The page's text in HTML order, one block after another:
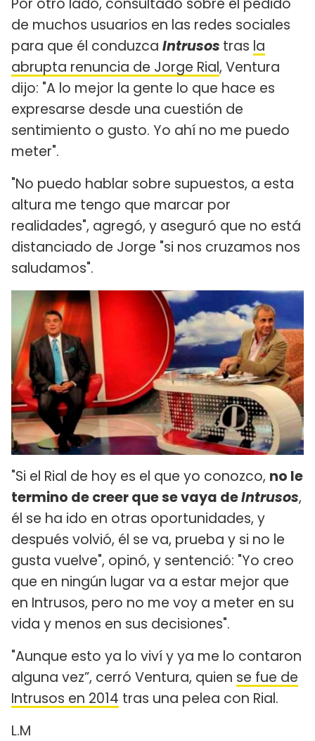
Por otro lado, consultado sobre el pedido
de muchos usuarios en las redes sociales
para que él conduzca Intrusos tras la
abrupta renuncia de Jorge Rial, Ventura
dijo: "A lo mejor la gente lo que hace es
expresarse desde una cuestión de
sentimiento o gusto. Yo ahí no me puedo
meter".
"No puedo hablar sobre supuestos, a esta
altura me tengo que marcar por
realidades", agregó, y aseguró que no está
distanciado de Jorge "si nos cruzamos nos
saludamos".
"Si el Rial de hoy es el que yo conozco, no le
termino de creer que se vaya deIntrusos,
él se ha ido en otras oportunidades, y
después volvió, él se va, prueba y si no le
gusta vuelve", opinó, y sentenció: "Yo creo
que en ningún lugar va a estar mejor que
en Intrusos, pero no me voy a meter en su
vida y menos en sus decisiones".
"Aunque esto ya lo viví y ya me lo contaron
alguna vez”, cerró Ventura, quien se fue de
Intrusos en 2014 tras una pelea con Rial.
L.M